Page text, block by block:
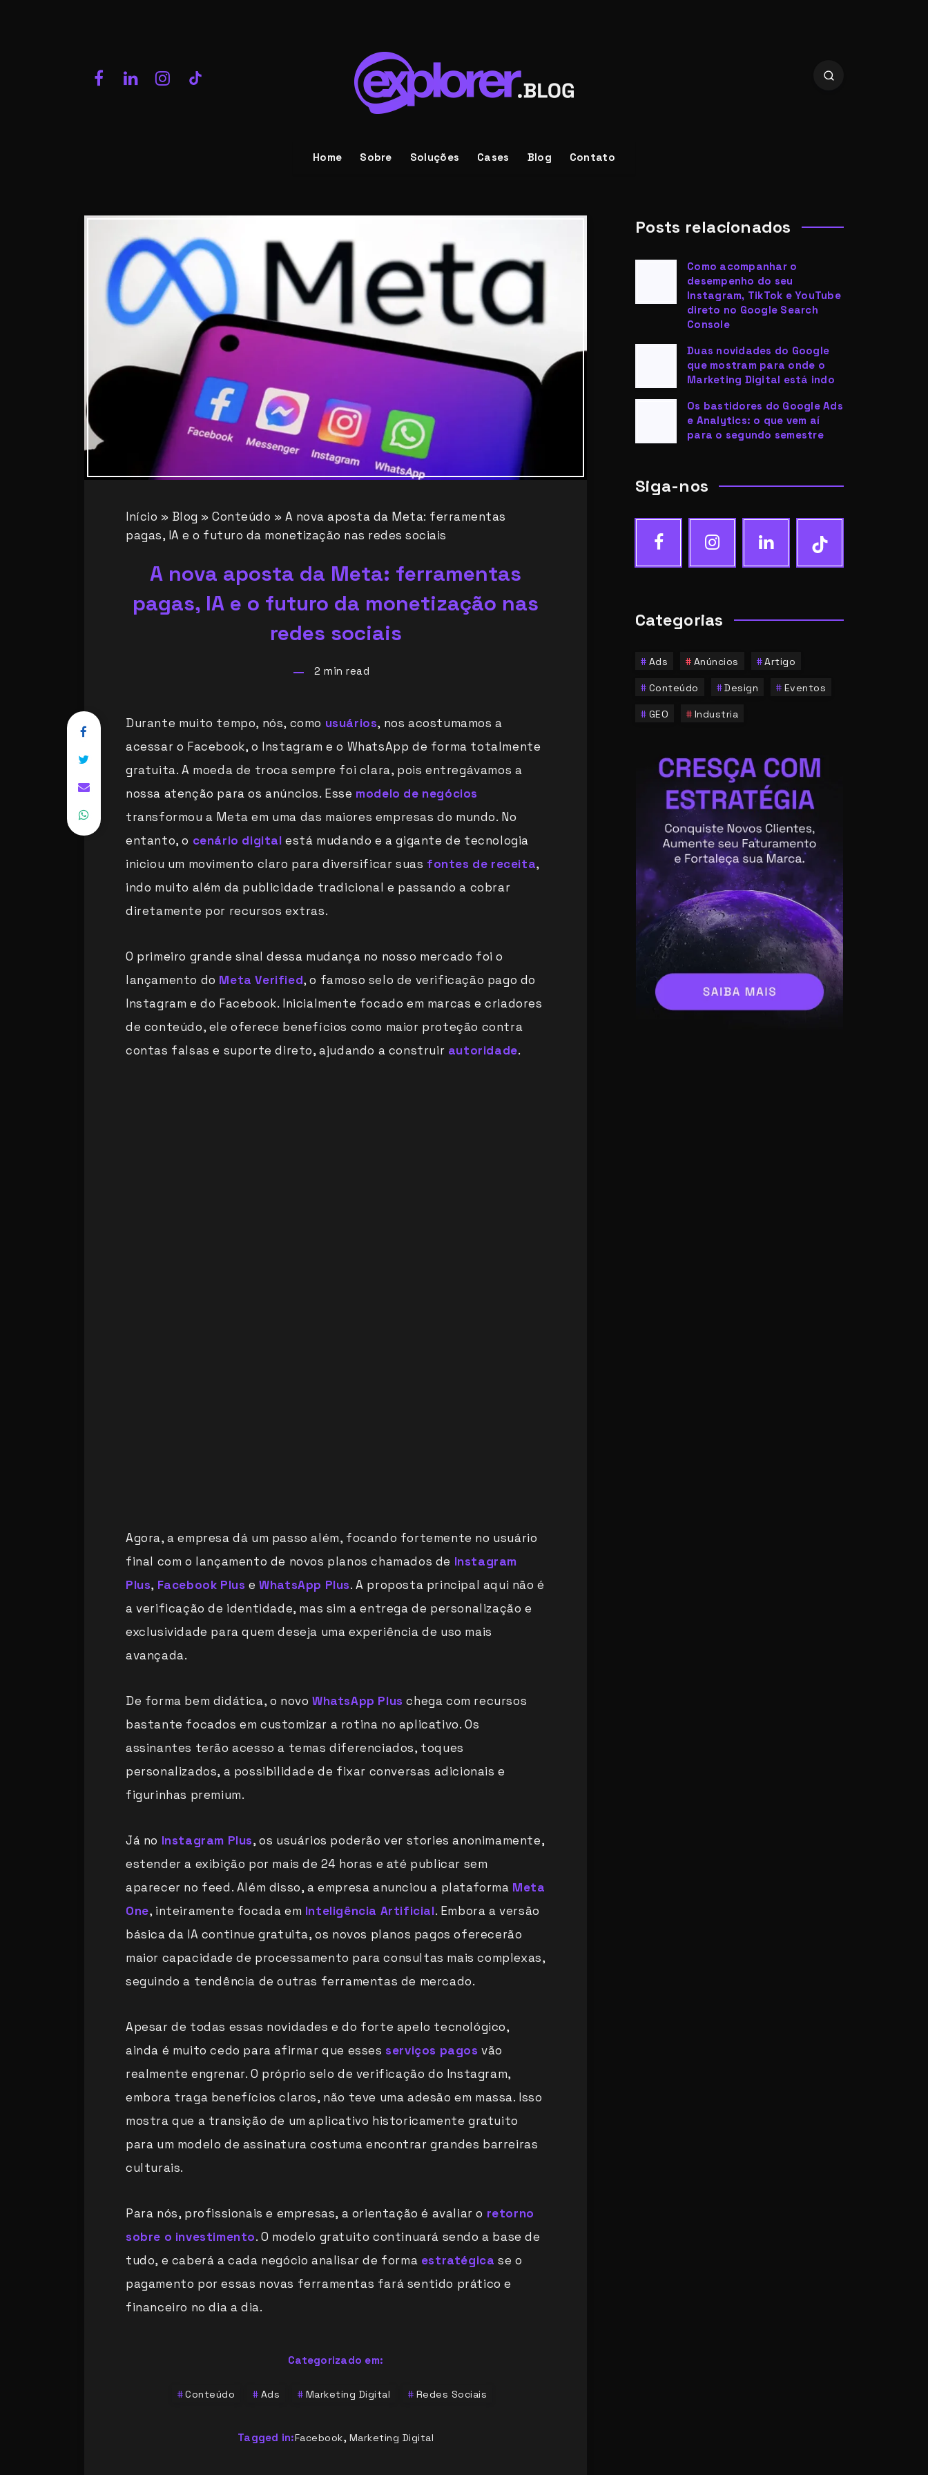
Home Sobre Soluções Cases Blog Contato
Início » Blog » Conteúdo » A nova aposta da Meta: ferramentas
pagas, IA e o futuro da monetização nas redes sociais
A nova aposta da Meta: ferramentas
pagas, IA e o futuro da monetização nas
redes sociais
2 min read
Durante muito tempo, nós, como usuários, nos acostumamos a
acessar o Facebook, o Instagram e o WhatsApp de forma totalmente
gratuita. A moeda de troca sempre foi clara, pois entregávamos a
nossa atenção para os anúncios. Esse modelo de negócios
transformou a Meta em uma das maiores empresas do mundo. No
entanto, o cenário digital está mudando e a gigante de tecnologia
iniciou um movimento claro para diversificar suas fontes de receita,
indo muito além da publicidade tradicional e passando a cobrar
diretamente por recursos extras.
O primeiro grande sinal dessa mudança no nosso mercado foi o
lançamento do Meta Verified, o famoso selo de verificação pago do
Instagram e do Facebook. Inicialmente focado em marcas e criadores
de conteúdo, ele oferece benefícios como maior proteção contra
contas falsas e suporte direto, ajudando a construir autoridade.
Agora, a empresa dá um passo além, focando fortemente no usuário
final com o lançamento de novos planos chamados de Instagram
Plus, Facebook Plus eWhatsApp Plus. A proposta principal aqui não é
a verificação de identidade, mas sim a entrega de personalização e
exclusividade para quem deseja uma experiência de uso mais
avançada.
De forma bem didática, o novo WhatsApp Plus chega com recursos
bastante focados em customizar a rotina no aplicativo. Os
assinantes terão acesso a temas diferenciados, toques
personalizados, a possibilidade de fixar conversas adicionais e
figurinhas premium.
Já no Instagram Plus, os usuários poderão ver stories anonimamente,
estender a exibição por mais de 24 horas e até publicar sem
aparecer no feed. Além disso, a empresa anunciou a plataforma Meta
One, inteiramente focada em Inteligência Artificial. Embora a versão
básica da IA continue gratuita, os novos planos pagos oferecerão
maior capacidade de processamento para consultas mais complexas,
seguindo a tendência de outras ferramentas de mercado.
Apesar de todas essas novidades e do forte apelo tecnológico,
ainda é muito cedo para afirmar que essesserviços pagos vão
realmente engrenar. O próprio selo de verificação do Instagram,
embora traga benefícios claros, não teve uma adesão em massa. Isso
mostra que a transição de um aplicativo historicamente gratuito
para um modelo de assinatura costuma encontrar grandes barreiras
culturais.
Para nós, profissionais e empresas, a orientação é avaliar o retorno
sobre o investimento. O modelo gratuito continuará sendo a base de
tudo, e caberá a cada negócio analisar de forma estratégica se o
pagamento por essas novas ferramentas fará sentido prático e
financeiro no dia a dia.
Categorizado em:
Conteúdo Ads Marketing Digital Redes Sociais
Tagged in:Facebook, Marketing Digital
Posts relacionados
Como acompanhar o
desempenho do seu
Instagram, TikTok e YouTube
direto no Google Search
Console
Duas novidades do Google
que mostram para onde o
Marketing Digital está indo
Os bastidores do Google Ads
e Analytics: o que vem aí
para o segundo semestre
Siga-nos
Categorias
Ads Anúncios Artigo
Conteúdo Design Eventos
GEO Industria